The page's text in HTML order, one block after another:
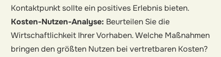
Kontaktpunkt sollte ein positives Erlebnis bieten.
Kosten-Nutzen-Analyse: Beurteilen Sie die
Wirtschaftlichkeit Ihrer Vorhaben. Welche Maßnahmen
bringen den größten Nutzen bei vertretbaren Kosten?